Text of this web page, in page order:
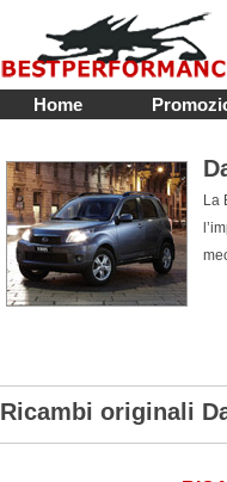
Home
La
Ricambi originali